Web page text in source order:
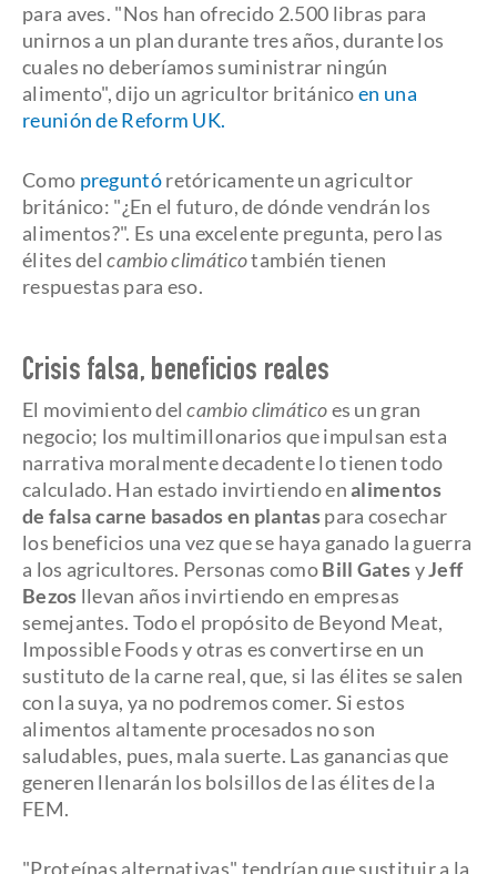
para aves. "Nos han ofrecido 2.500 libras para
unirnos a un plan durante tres años, durante los
cuales no deberíamos suministrar ningún
alimento", dijo un agricultor británicoen una
reunión de Reform UK.
Como preguntóretóricamente un agricultor
británico: "¿En el futuro, de dónde vendrán los
alimentos?". Es una excelente pregunta, pero las
élites delcambio climáticotambién tienen
respuestas para eso.
Crisis falsa, beneficios reales
El movimiento delcambio climáticoes un gran
negocio; los multimillonarios que impulsan esta
narrativa moralmente decadente lo tienen todo
calculado. Han estado invirtiendo enalimentos
de falsa carne basados en plantaspara cosechar
los beneficios una vez que se haya ganado la guerra
a los agricultores. Personas comoBill GatesyJeff
Bezos llevan años invirtiendo en empresas
semejantes. Todo el propósito de Beyond Meat,
Impossible Foods y otras es convertirse en un
sustituto de la carne real, que, si las élites se salen
con la suya, ya no podremos comer. Si estos
alimentos altamente procesados no son
saludables, pues, mala suerte. Las ganancias que
generen llenarán los bolsillos de las élites de la
FEM.
"Proteínas alternativas" tendrían que sustituir a la